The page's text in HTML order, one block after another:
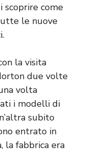
scoprire come
le nuove
la visita
due volte
volta
i modelli di
subito
entrato in
la fabbrica era